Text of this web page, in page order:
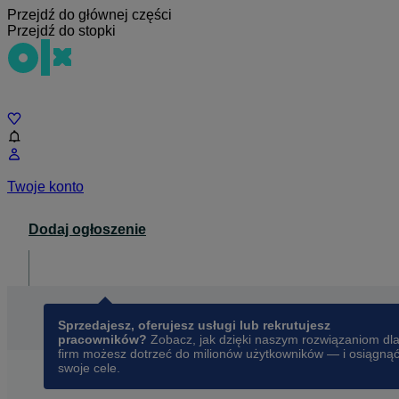
Przejdź do głównej części
Przejdź do stopki
Twoje konto
Dodaj ogłoszenie
Sprzedajesz, oferujesz usługi lub rekrutujesz
pracowników? Zobacz, jak dzięki naszym rozwiązaniom dla
firm możesz dotrzeć do milionów użytkowników — i osiągnąć
swoje cele.